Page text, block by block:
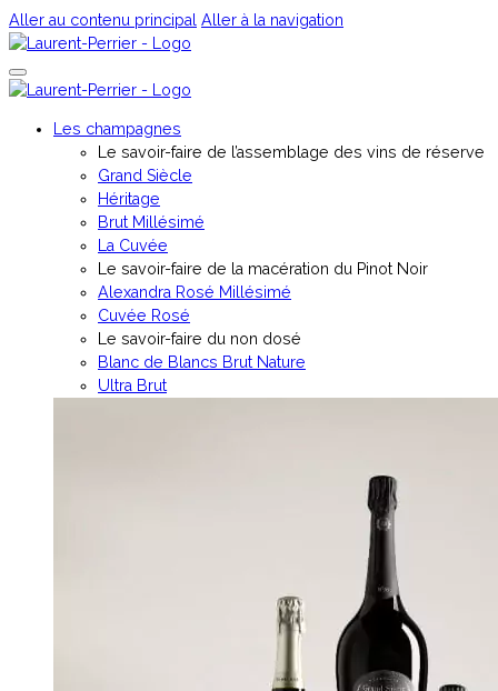
Aller au contenu principal Aller à la navigation
Les champagnes
Le savoir-faire de l’assemblage des vins de réserve
Grand Siècle
Héritage
Brut Millésimé
La Cuvée
Le savoir-faire de la macération du Pinot Noir
Alexandra Rosé Millésimé
Cuvée Rosé
⁠Le savoir-faire du non dosé
Blanc de Blancs Brut Nature
Ultra Brut